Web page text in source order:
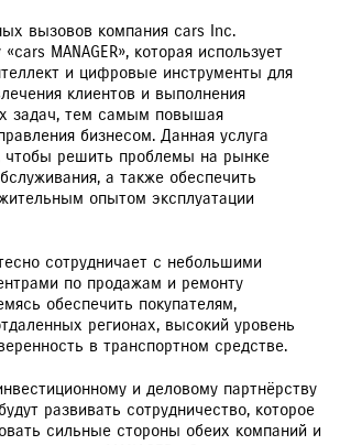
вызовов компания cars Inc.
MANAGER», которая использует
и цифровые инструменты для
клиентов и выполнения
задач, тем самым повышая
бизнесом. Данная услуга
чтобы решить проблемы на рынке
а также обеспечить
опытом эксплуатации
сотрудничает с небольшими
по продажам и ремонту
обеспечить покупателям,
регионах, высокий уровень
в транспортном средстве.
и деловому партнёрству
развивать сотрудничество, которое
сильные стороны обеих компаний и